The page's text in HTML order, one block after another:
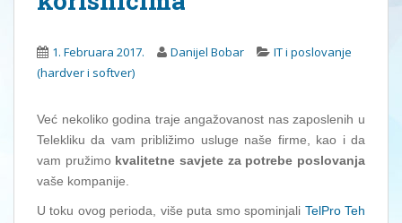
1. Februara 2017. Danijel Bobar
IT i poslovanje
(hardver i softver)
Već nekoliko godina traje angažovanost nas zaposlenih u
Telekliku da vam približimo usluge naše firme, kao i da
vam pružimokvalitetne savjete za potrebe poslovanja
vaše kompanije.
U toku ovog perioda, više puta smo spominjali TelPro Teh